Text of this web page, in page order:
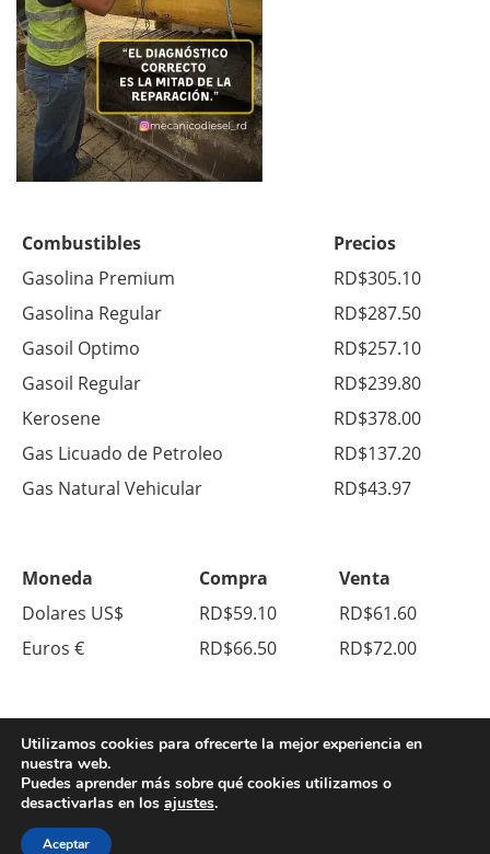
Combustibles
Precios
Gasolina Premium
RD$305.10
Gasolina Regular
RD$287.50
Gasoil Optimo
RD$257.10
Gasoil Regular
RD$239.80
Kerosene
RD$378.00
Gas Licuado de Petroleo
RD$137.20
Gas Natural Vehicular
RD$43.97
Moneda Compra
Venta
Dolares US$
RD$59.10
RD$61.60
Euros €
RD$66.50 RD$72.00
© Copyright 2026. All Right Reserved.
Sobre Nosotros
Utilizamos cookies para ofrecerte la mejor experiencia en
nuestra web.
Puedes aprender más sobre qué cookies utilizamos o
desactivarlas en los ajustes.
Aceptar